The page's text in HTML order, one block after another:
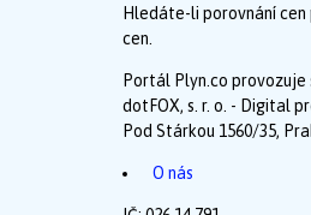
Hledáte-li porovnání
cen.
Portál Plyn.co provozuje
dotFOX, s. r. o. - Digital
Pod Stárkou 1560/35,
O nás